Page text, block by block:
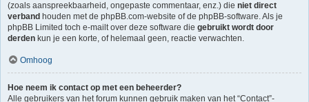
(zoals aanspreekbaarheid, ongepaste commentaar, enz.) die niet direct
verband houden met de phpBB.com-website of de phpBB-software. Als je
phpBB Limited toch e-mailt over deze software die gebruikt wordt door
derden kun je een korte, of helemaal geen, reactie verwachten.
Omhoog
Hoe neem ik contact op met een beheerder?
Alle gebruikers van het forum kunnen gebruik maken van het “Contact”-